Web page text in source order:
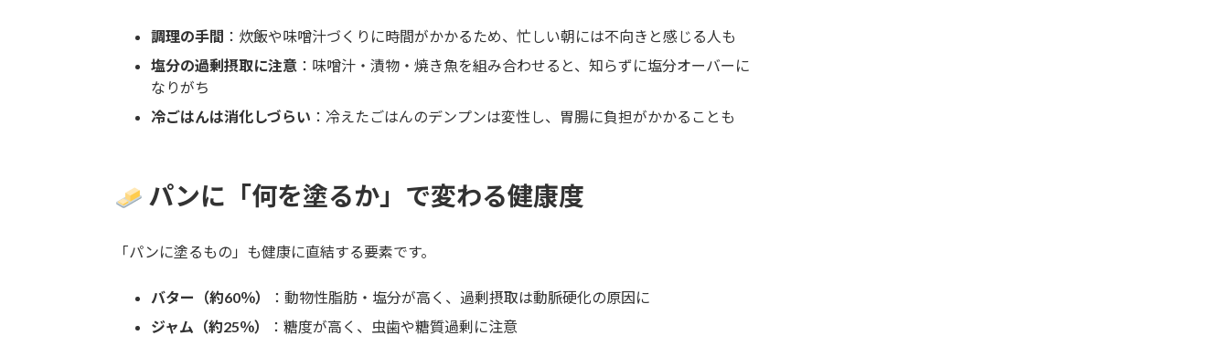
調理の手間 ：炊飯や味噌汁づくりに時間がかかるため、忙しい朝には不向きと感じる人も
塩分の過剰摂取に注意 ：味噌汁・漬物・焼き魚を組み合わせると、知らずに塩分オーバーに
なりがち
冷ごはんは消化しづらい ：冷えたごはんのデンプンは変性し、胃腸に負担がかかることも
パンに「何を塗るか」で変わる健康度
「パンに塗るもの」も健康に直結する要素です。
バター（約60％）
：動物性脂肪・塩分が高く、過剰摂取は動脈硬化の原因に
ジャム（約25％）
：糖度が高く、虫歯や糖質過剰に注意